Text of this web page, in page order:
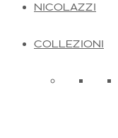
NICOLAZZI
COLLEZIONI